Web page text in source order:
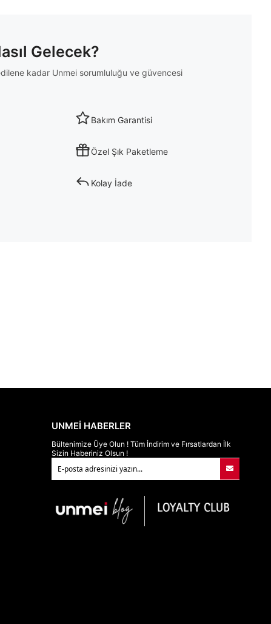
Gelecek?
kadar Unmei sorumluluğu ve güvencesi
Bakım Garantisi
Özel Şık Paketleme
Kolay İade
UNMEİ HABERLER
Bültenimize Üye Olun ! Tüm İndirim ve Fırsatlardan İlk
Sizin Haberiniz Olsun !